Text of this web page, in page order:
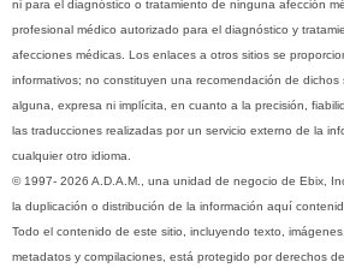
ni para el diagnóstico o tratamiento de ninguna afección
profesional médico autorizado para el diagnóstico y
afecciones médicas. Los enlaces a otros sitios se
informativos; no constituyen una recomendación de
alguna, expresa ni implícita, en cuanto a la precisión,
las traducciones realizadas por un servicio externo de la
cualquier otro idioma.
© 1997- 2026 A.D.A.M., una unidad de negocio de Ebix,
la duplicación o distribución de la información aquí
Todo el contenido de este sitio, incluyendo texto,
metadatos y compilaciones, está protegido por derechos